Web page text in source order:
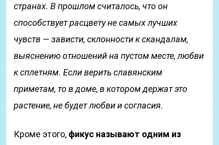
странах. В прошлом считалось, что он
способствует расцвету не самых лучших
чувств — зависти, склонности к скандалам,
выяснению отношений на пустом месте, любви
к сплетням. Если верить славянским
приметам, то в доме, в котором держат это
растение, не будет любви и согласия.
Кроме этого, фикус называют одним из